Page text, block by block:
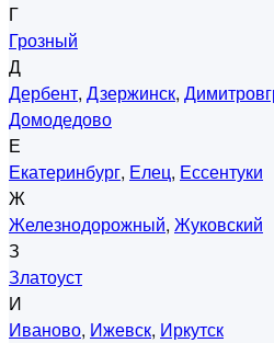
Г
Грозный
Д
Дербент, Дзержинск,
Домодедово
Е
Екатеринбург, Елец, Ессентуки
Ж
Железнодорожный, Жуковский
З
Златоуст
И
Иваново, Ижевск, Иркутск